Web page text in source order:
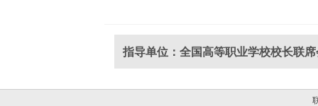
指导单位：全国高等职业学校校长联